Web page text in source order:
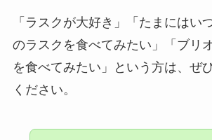
「ラスクが大好き」「たまにはい
のラスクを食べてみたい」「ブリ
を食べてみたい」という方は、ぜ
ください。